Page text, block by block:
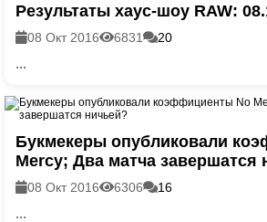
Результаты хаус-шоу RAW:
08 Окт 2016 6831 20
...
Букмекеры опубликовали
Mercy; Два матча завершатся
08 Окт 2016 6306 16
...